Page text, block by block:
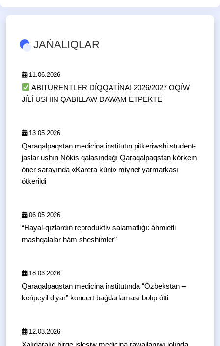
JAŃALIQLAR
11.06.2026
ABITURENTLER DÍQQATÍNA! 2026/2027 OQÍW
JÍLÍ USHIN QABILLAW DAWAM ETPEKTE
13.05.2026
Qaraqalpaqstan medicina institutın pitkeriwshi student-
jaslar ushın Nókis qalasındaǵı Qaraqalpaqstan kórkem
óner sarayında «Karera kúni» miynet yarmarkası
ótkerildi
06.05.2026
“Hayal-qızlardıń reproduktiv salamatlıǵı: áhmietli
mashqalalar hám sheshimler”
18.03.2026
Qaraqalpaqstan medicina institutında “Ózbekstan –
keńpeyil diyar” koncert baǵdarlaması bolıp ótti
12.03.2026
Xalıqaralıq birge islesiw medicina rawajlanıwı jolında